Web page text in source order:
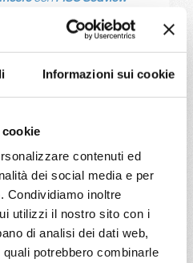
Informazioni sui cookie
contenuti ed
dei social media e per
Condividiamo inoltre
utilizzi il nostro sito con i
di analisi dei dati web,
potrebbero combinarle